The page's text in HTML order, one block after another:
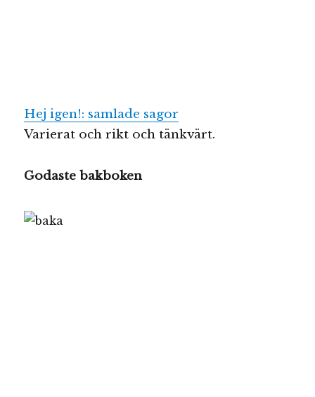
Hej igen!: samlade sagor
Varierat och rikt och tänkvärt.
Godaste bakboken